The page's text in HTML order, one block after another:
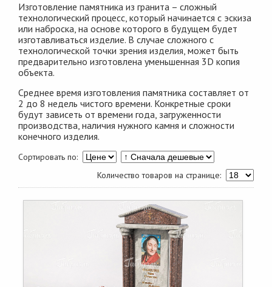
Изготовление памятника из гранита – сложный
технологический процесс, который начинается с эскиза
или наброска, на основе которого в будущем будет
изготавливаться изделие. В случае сложного с
технологической точки зрения изделия, может быть
предварительно изготовлена уменьшенная 3D копия
объекта.
Среднее время изготовления памятника составляет от
2 до 8 недель чистого времени. Конкретные сроки
будут зависеть от времени года, загруженности
производства, наличия нужного камня и сложности
конечного изделия.
Сортировать по:
Количество товаров на странице: